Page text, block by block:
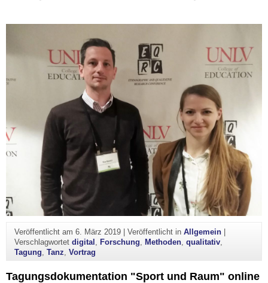
Veröffentlicht am 6. März 2019| Veröffentlicht in Allgemein|
Verschlagwortet digital Forschung Methoden, qualitativ,
Tagung Tanz Vortrag
Tagungsdokumentation "Sport und Raum" online